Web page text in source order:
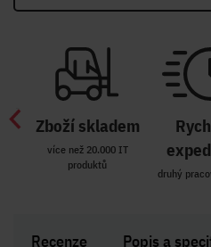
Zboží skladem
více než 20.000 IT
produktů
druhý
Recenze Popis a